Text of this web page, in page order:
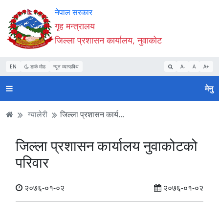
Accessibility
Mode
सुरु
गर्नुहोस्
सामाग्री
पढ्नुहाेस्
नेभिगेसन
पढ्नुहाेस्
वेबसाइट
खोजमा
जानुहोस्
नेपाल सरकार
गृह मन्त्रालय
जिल्ला प्रशासन कार्यालय, नुवाकोट
EN डार्क मोड न्यून व्यान्डविथ A- A A+
मेनु
ग्यालेरी जिल्ला प्रशासन कार्य...
जिल्ला प्रशासन कार्यालय नुवाकोटको
परिवार
२०७६-०१-०२ २०७६-०१-०२